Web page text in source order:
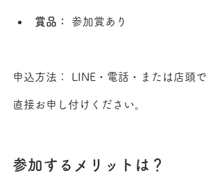
賞品： 参加賞あり
申込方法： LINE・電話・または店頭で
直接お申し付けください。
参加するメリットは？